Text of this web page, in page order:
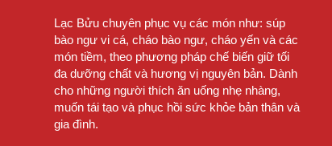
Lạc Bửu chuyên phục vụ các món như: súp
bào ngư vi cá, cháo bào ngư, cháo yến và các
món tiềm, theo phương pháp chế biến giữ tối
đa dưỡng chất và hương vị nguyên bản. Dành
cho những người thích ăn uống nhẹ nhàng,
muốn tái tạo và phục hồi sức khỏe bản thân và
gia đình.